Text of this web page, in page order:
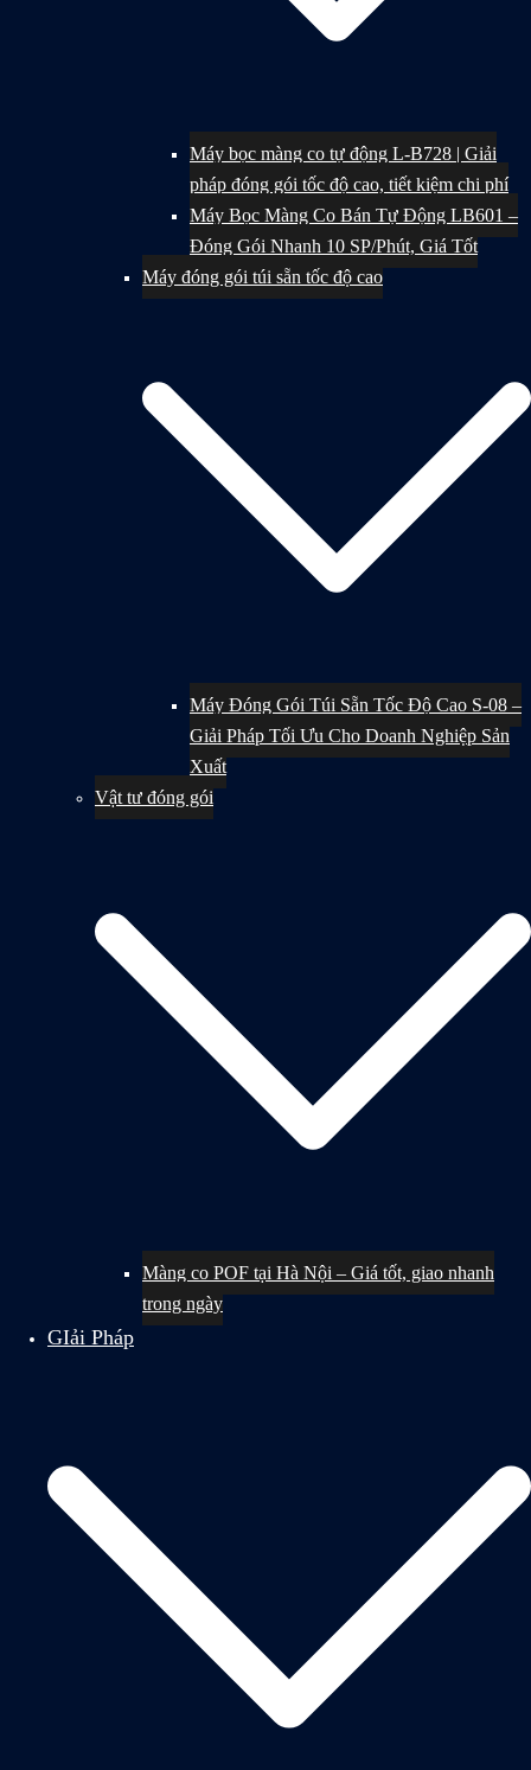
Máy bọc màng co tự động L-B728 | Giải
pháp đóng gói tốc độ cao, tiết kiệm chi phí
Máy Bọc Màng Co Bán Tự Động LB601 –
Đóng Gói Nhanh 10 SP/Phút, Giá Tốt
Máy đóng gói túi sẵn tốc độ cao
Máy Đóng Gói Túi Sẵn Tốc Độ Cao S-08 –
Giải Pháp Tối Ưu Cho Doanh Nghiệp Sản
Xuất
Vật tư đóng gói
Màng co POF tại Hà Nội – Giá tốt, giao nhanh
trong ngày
GIải Pháp